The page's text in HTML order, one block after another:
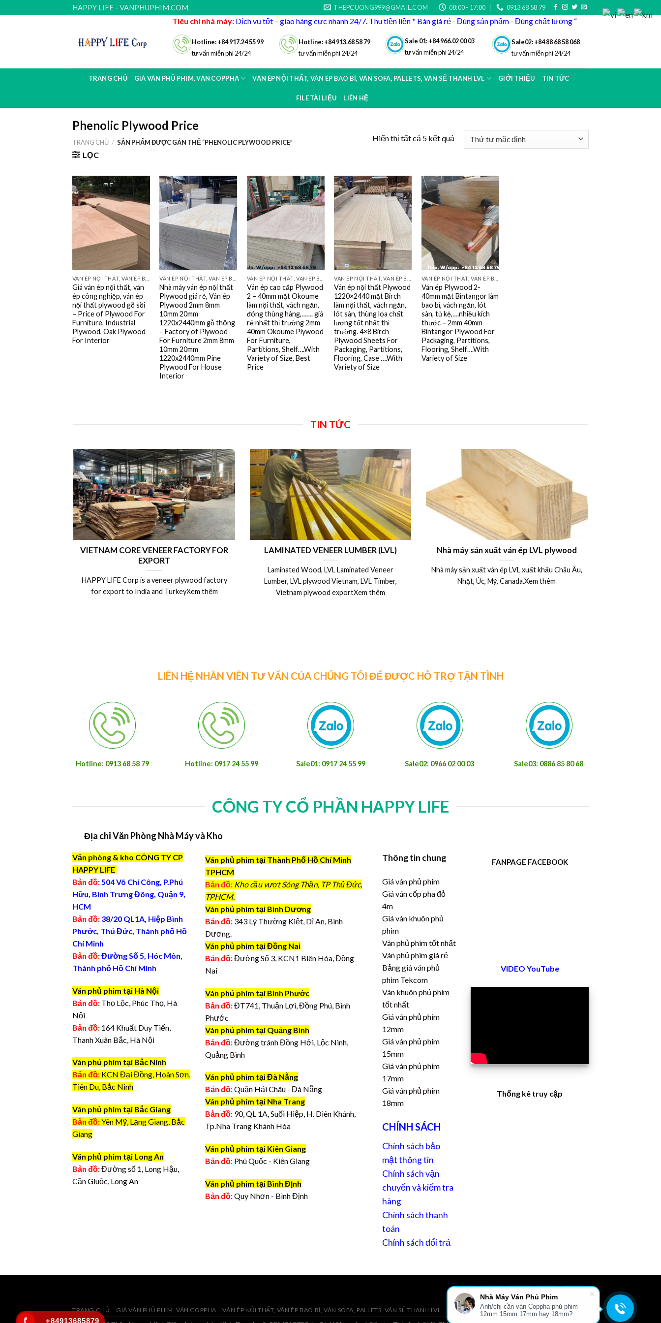
to
HAPPY LIFE - VANPHUPHIM.COM THEPCUONG999@GMAIL.COM 08:00 - 17:00 0913 68 58 79
Tiêu chí nhà máy: Dịch vụ tốt – giao hàng cực nhanh 24/7. Thu tiền liền " Bán giá rẻ - Đúng sản phẩm - Đúng chất lượng “
Hotline: +84 917.24 55 99
tư vấn miễn phí 24/24
Hotline: +84 913.68 58 79
tư vấn miễn phí 24/24
Sale 01: +84966.02 00 03
tư vấn miễn phí 24/24
Sale02: +84 88 68 58 068
tư vấn miễn phí 24/24
TRANG CHỦ GIÁ VÁN PHỦ PHIM, VÁN COPPHA VÁN ÉP NỘI THẤT, VÁN ÉP BAO BÌ, VÁN SOFA, PALLETS, VÁN SẺ THANH LVL GIỚI THIỆU TIN TỨC
FILE TÀI LIỆU LIÊN HỆ
Phenolic Plywood Price
TRANG CHỦ / SẢN PHẨM ĐƯỢC GẮN THẺ “PHENOLIC PLYWOOD PRICE”
LỌC
Hiển thị tất cả 5 kết quả
Giá ván ép nội thất, ván
ép công nghiệp, ván ép
nội thất plywood gỗ sồi
– Price of Plywood For
Furniture, Industrial
Plywood, Oak Plywood
For Interior
Nhà máy ván ép nội thất
Plywood giá rẻ, Ván ép
Plywood 2mm 8mm
10mm 20mm
1220x2440mm gỗ thông
– Factory of Plywood
For Furniture 2mm 8mm
10mm 20mm
1220x2440mm Pine
Plywood For House
Interior
Ván ép cao cấp Plywood
2 – 40mm mặt Okoume
làm nội thất, vách ngăn,
đóng thùng hàng,……. giá
rẻ nhất thị trường 2mm
40mm Okoume Plywood
For Furniture,
Partitions, Shelf….With
Variety of Size, Best
Price
Ván ép nội thất Plywood
1220×2440 mặt Birch
làm nội thất, vách ngăn,
lót sàn, thùng loa chất
lượng tốt nhất thị
trường. 4×8 Birch
Plywood Sheets For
Packaging, Partitions,
Flooring, Case ….With
Variety of Size
Ván ép Plywood 2-
40mm mặt Bintangor làm
bao bì, vách ngăn, lót
sàn, tủ kệ,….nhiều kích
thước – 2mm 40mm
Bintangor Plywood For
Packaging, Partitions,
Flooring, Shelf….With
Variety of Size
TIN TỨC
VIETNAM CORE VENEER FACTORY FOR
EXPORT
HAPPY LIFE Corp is a veneer plywood factory
for export to India and TurkeyXem thêm
LAMINATED VENEER LUMBER (LVL)
Laminated Wood, LVL Laminated Veneer
Lumber, LVL plywood Vietnam, LVL Timber,
Vietnam plywood exportXem thêm
Nhà máy sản xuất ván ép LVL plywood
Nhà máy sản xuất ván ép LVL xuất khẩu Châu Âu,
Nhật, Úc, Mỹ, Canada.Xem thêm
LIÊN HỆ NHÂN VIÊN TƯ VẤN CỦA CHÚNG TÔI ĐỂ ĐƯỢC HỖ TRỢ TẬN TÌNH
Hotline: 0913 68 58 79 Hotline: 0917 24 55 99 Sale01: 0917 24 55 99 Sale02: 0966 02 00 03 Sale03: 0886 85 80 68
CÔNG TY CỔ PHẦN HAPPY LIFE
Địa chỉ Văn Phòng Nhà Máy và Kho
Văn phòng & kho CÔNG TY CP
HAPPY LIFE
Bản đồ:504 Võ Chí Công, P.Phú
Hữu, Bình Trưng Đông, Quận 9,
HCM
Bản đồ: 38/20 QL1A, Hiệp Bình
Phước, Thủ Đức, Thành phố Hồ
Chí Minh
Bản đồ:Đường Số 5, Hóc Môn,
Thành phố Hồ Chí Minh
Ván phủ phim tại Hà Nội
Bản đồ: Thọ Lộc, Phúc Thọ, Hà
Nội
Bản đồ: 164 Khuất Duy Tiến,
Thanh Xuân Bắc, Hà Nội
Ván phủ phim tại Bắc Ninh
Bản đồ: KCN Đại Đồng, Hoàn Sơn,
Tiên Du, Bắc Ninh
Ván phủ phim tại Bắc Giang
Bản đồ:Yên Mỹ, Lạng Giang, Bắc
Giang
Ván phủ phim tại Long An
Bản đồ:Đường số 1, Long Hậu,
Cần Giuộc, Long An
Ván phủ phim tại Thành Phố Hồ Chí Minh
TPHCM
Bản đồ: Kho cầu vượt Sóng Thần, TP Thủ Đức,
TPHCM.
Ván phủ phim tại Bình Dương
Bản đồ: 343 Lý Thường Kiệt, Dĩ An, Bình
Dương.
Ván phủ phim tại Đồng Nai
Bản đồ:Đường Số 3, KCN1 Biên Hòa, Đồng
Nai
Ván phủ phim tại Bình Phước
Bản đồ:ĐT741, Thuận Lợi, Đồng Phú, Bình
Phước
Ván phủ phim tại Quảng Bình
Bản đồ:Đường tránh Đồng Hới, Lộc Ninh,
Quảng Bình
Ván phủ phim tại Đà Nẵng
Bản đồ:Quận Hải Châu - Đà Nẵng
Ván phủ phim tại Nha Trang
Bản đồ: 90, QL 1A, Suối Hiệp, H. Diên Khánh,
Tp.Nha Trang Khánh Hòa
Ván phủ phim tại Kiên Giang
Bản đồ: Phú Quốc - Kiên Giang
Ván phủ phim tại Bình Định
Bản đồ:Quy Nhơn - Bình Định
Thông tin chung
Giá ván phủ phim
Giá ván cốp pha đỏ
4m
Giá ván khuôn phủ
phim
Ván phủ phim tốt nhất
Ván phủ phim giá rẻ
Bảng giá ván phủ
phim Tekcom
Ván khuôn phủ phim
tốt nhất
Giá ván phủ phim
12mm
Giá ván phủ phim
15mm
Giá ván phủ phim
17mm
Giá ván phủ phim
18mm
CHÍNH SÁCH
Chính sách bảo
mật thông tin
Chính sách vận
chuyển và kiểm tra
hàng
Chính sách thanh
toán
Chính sách đổi trả
FANPAGE FACEBOOK
VIDEO YouTube
Thống kê truy cập
TRANG CHỦ GIÁ VÁN PHỦ PHIM, VÁN COPPHA VÁN ÉP NỘI THẤT, VÁN ÉP BAO BÌ, VÁN SOFA, PALLETS, VÁN SẺ THANH LVL GIỚI THIỆU TIN TỨC FILE TÀI LIỆU LIÊN HỆ
+84913685879
Nhà Máy Ván Phủ Phim
Anh/chị cần ván Coppha phủ phim
12mm 15mm 17mm hay 18mm?